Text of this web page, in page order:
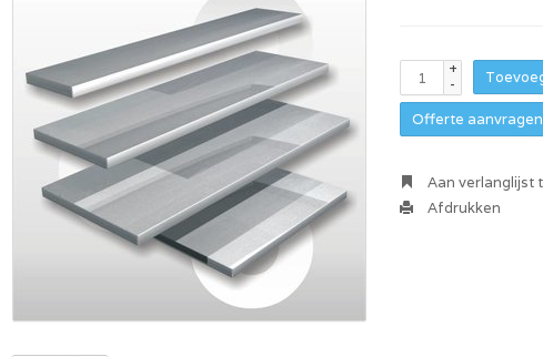
+
-
Offerte
Aan verlanglijst
Afdrukken